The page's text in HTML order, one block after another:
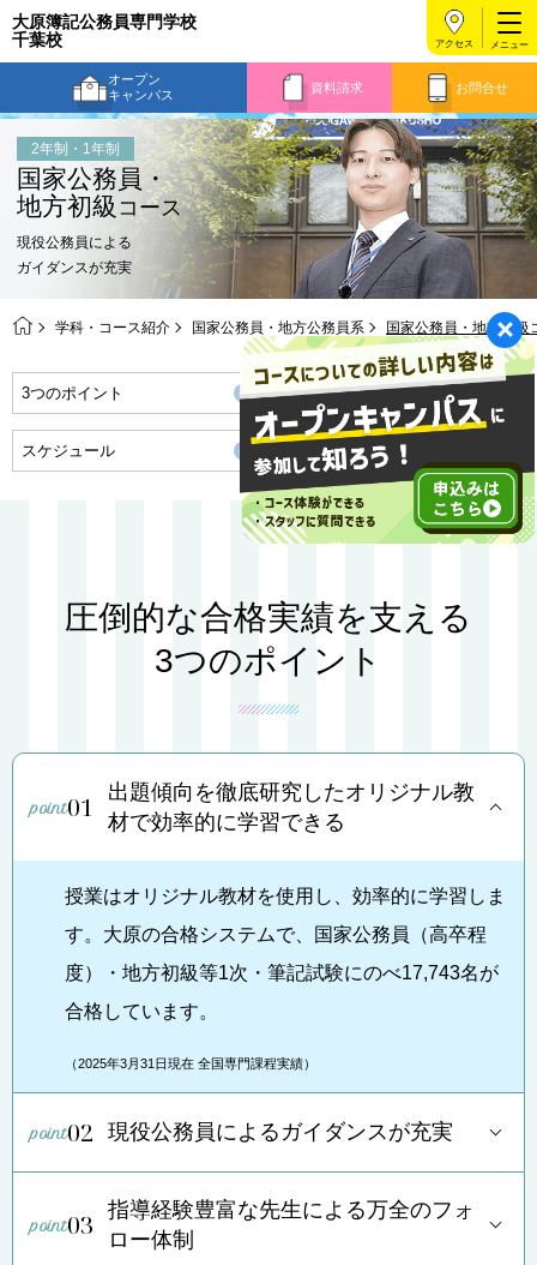
大原簿記公務員専門学校
千葉校
オープン
キャンパス
資料請求 お問合せ
アクセス
2年制・1年制
国家公務員・
地方初級 コース
現役公務員による
ガイダンスが充実
学科・コース紹介 国家公務員・地方公務員系 国家公務員・地方初級
3つのポイント 合格目標
スケジュール
圧倒的な合格実績を支える
3つのポイント
01
出題傾向を徹底研究したオリジナル教
材で効率的に学習できる
授業はオリジナル教材を使用し、効率的に学習しま
す。大原の合格システムで、国家公務員（高卒程
度）・地方初級等1次・筆記試験にのべ17,743名が
合格しています。
（2025年3月31日現在 全国専門課程実績）
02 現役公務員によるガイダンスが充実
03
指導経験豊富な先生による万全のフォ
ロー体制